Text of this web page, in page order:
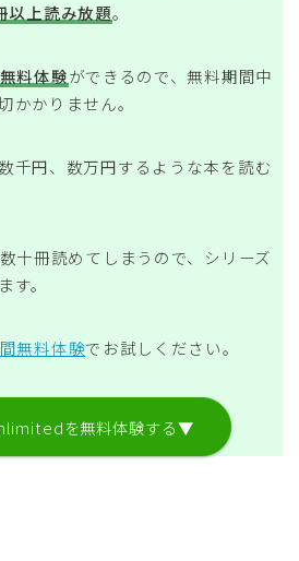
以上読み放題。
料体験ができるので、無料期間中
かかりません。
千円、数万円するような本を読む
十冊読めてしまうので、シリーズ
す。
無料体験でお試しください。
を無料体験する▼